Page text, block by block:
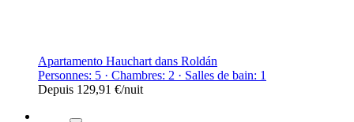
Apartamento Hauchart dans Roldán
Personnes: 5 · Chambres: 2 · Salles de bain: 1
Depuis 129,91 €/nuit